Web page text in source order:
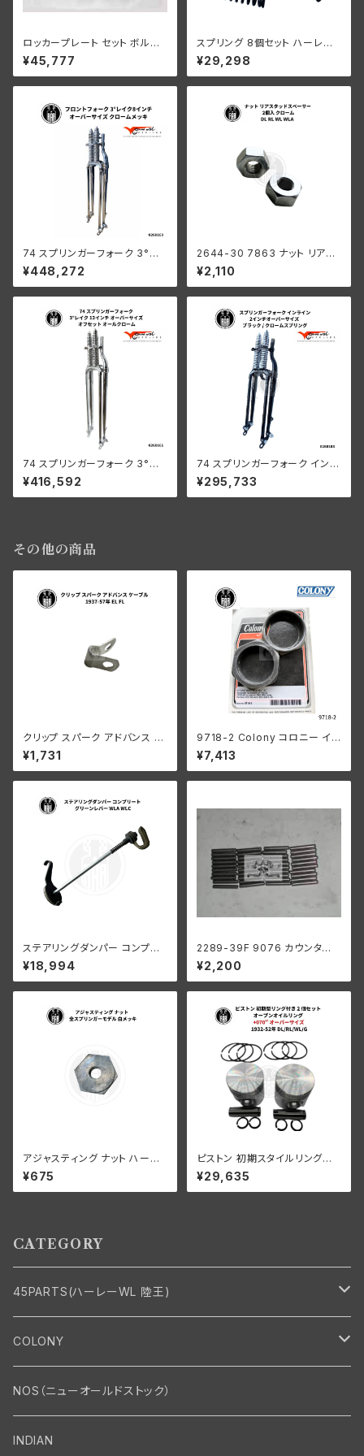
ロッカープレート セット ボルト
ワッシャー付き 2 個セット ブラッ
ク ハーレーダビッドソン RL WL
WLA
¥45,777
スプリング 8個セット ハーレー
ダビッドソン RL DL W I-Beam
スプリンガー パーカーライズド
¥29,298
74 スプリンガーフォーク 3°レ
イク 8インチ オーバーサイズ ロ
ングフォーク オールクロームメ
ッキ ハーレーダビッドソン
¥448,272
2644-30 7863 ナット リアス
タッドスペーサー 2個入 ハーレ
ーダビッドソン DL RL WL WL
A クロームメッキ
¥2,110
74 スプリンガーフォーク 3°レ
イク 12インチ OS オフセット オ
ールクローム ハーレー
¥416,592
74 スプリンガーフォーク インラ
イン 2インチ OS 1936-45年 E
L UL 黒/クロームスプリング
¥295,733
その他の商品
クリップ スパーク アドバンス ケ
ーブル ハーレーダビッドソン 19
37-57年 EL FL
¥1,731
9718-2 Colony コロニー イン
テーク マニホールド ナット キッ
ト ハーレーダビッドソン 1940-
54年 OHV 74 モデル 1953-5
¥7,413
ステアリングダンパー コンプリ
ート グリーンレバー ハーレーダ
ビッドソン WLA WLC
¥18,994
2289-39F 9076 カウンター
シャフト ロングローラー 1ギア
ボックス用 .0004オーバーサイ
ズ
¥2,200
アジャスティング ナット ハーレ
ーダビッドソン 全スプリンガー
モデル 白メッキ
¥675
ピストン 初期スタイルリング付
き 2 個セット オープン オイル リ
ング +070" OS 1932-52年 D
L/RL/WL/G
¥29,635
CATEGORY
45PARTS(ハーレーWL 陸王)
エンジン
エンジン・シリンダーヘッド
バルブ・タペット関係
マフラー・インテーク・キャブレター
マフラー関係
エレクトリカル
COLONY
Bolt・Nut
Nut
Front End・Rear End
NOS（ニューオールドストック）
INDIAN